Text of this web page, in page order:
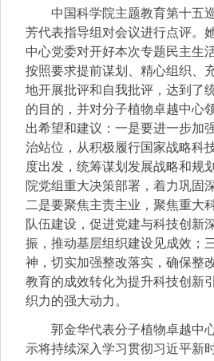
中国科学院主题教育第十五
芳代表指导组对会议进行点评。
中心党委对开好本次专题民主生
按照要求提前谋划、精心组织、
地开展批评和自我批评，达到了
的目的，并对分子植物卓越中心
出希望和建议：一是要进一步加
治站位，从积极履行国家战略科
度出发，统筹谋划发展战略和规
院党组重大决策部署，着力巩固
二是要聚焦主责主业，聚焦重大
队伍建设，促进党建与科技创新
振，推动基层组织建设见成效；
神，切实加强整改落实，确保整
教育的成效转化为提升科技创新
织力的强大动力。
郭金华代表分子植物卓越中
示将持续深入学习贯彻习近平新